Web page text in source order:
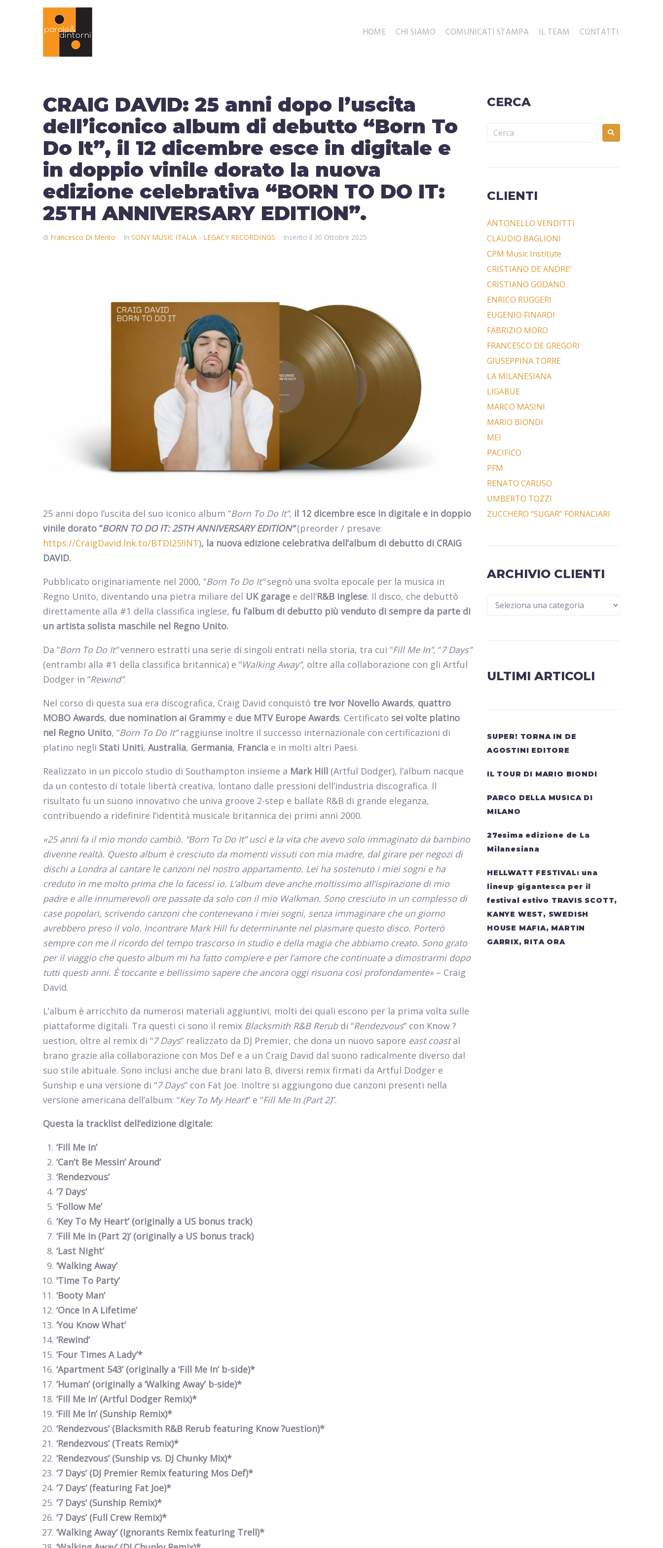
HOME CHI SIAMO COMUNICATI STAMPA IL TEAM CONTATTI
CRAIG DAVID: 25 anni dopo l’uscita
dell’iconico album di debutto “Born To
Do It”, il 12 dicembre esce in digitale e
in doppio vinile dorato la nuova
edizione celebrativa “BORN TO DO IT:
25TH ANNIVERSARY EDITION”.
di Francesco Di Mento In SONY MUSIC ITALIA - LEGACY RECORDINGS Inserito il 30 Ottobre 2025
25 anni dopo l’uscita del suo iconico album “Born To Do It”, il 12 dicembre esce in digitale e in doppio
vinile dorato “BORN TO DO IT: 25TH ANNIVERSARY EDITION”(preorder / presave:
https://CraigDavid.lnk.to/BTDI25!INT), la nuova edizione celebrativa dell’album di debutto di CRAIG
DAVID.
Pubblicato originariamente nel 2000, “Born To Do It”segnò una svolta epocale per la musica in
Regno Unito, diventando una pietra miliare del UK garage e dell’R&B inglese. Il disco, che debuttò
direttamente alla #1 della classifica inglese, fu l’album di debutto più venduto di sempre da parte di
un artista solista maschile nel Regno Unito.
Da “Born To Do It”vennero estratti una serie di singoli entrati nella storia, tra cui “Fill Me In”, “7 Days”
(entrambi alla #1 della classifica britannica) e “Walking Away”, oltre alla collaborazione con gli Artful
Dodger in “Rewind”.
Nel corso di questa sua era discografica, Craig David conquistò tre Ivor Novello Awards, quattro
MOBO Awards, due nomination ai Grammye due MTV Europe Awards. Certificato sei volte platino
nel Regno Unito, “Born To Do It”raggiunse inoltre il successo internazionale con certificazioni di
platino negli Stati Uniti, Australia, Germania, Francia e in molti altri Paesi.
Realizzato in un piccolo studio di Southampton insieme a Mark Hill (Artful Dodger), l’album nacque
da un contesto di totale libertà creativa, lontano dalle pressioni dell’industria discografica. Il
risultato fu un suono innovativo che univa groove 2-step e ballate R&B di grande eleganza,
contribuendo a ridefinire l’identità musicale britannica dei primi anni 2000.
«25 anni fa il mio mondo cambiò. “Born To Do It” uscì e la vita che avevo solo immaginato da bambino
divenne realtà. Questo album è cresciuto da momenti vissuti con mia madre, dal girare per negozi di
dischi a Londra al cantare le canzoni nel nostro appartamento. Lei ha sostenuto i miei sogni e ha
creduto in me molto prima che lo facessi io. L’album deve anche moltissimo all’ispirazione di mio
padre e alle innumerevoli ore passate da solo con il mio Walkman. Sono cresciuto in un complesso di
case popolari, scrivendo canzoni che contenevano i miei sogni, senza immaginare che un giorno
avrebbero preso il volo. Incontrare Mark Hill fu determinante nel plasmare questo disco. Porterò
sempre con me il ricordo del tempo trascorso in studio e della magia che abbiamo creato. Sono grato
per il viaggio che questo album mi ha fatto compiere e per l’amore che continuate a dimostrarmi dopo
tutti questi anni. È toccante e bellissimo sapere che ancora oggi risuona così profondamente»– Craig
David.
L’album è arricchito da numerosi materiali aggiuntivi, molti dei quali escono per la prima volta sulle
piattaforme digitali. Tra questi ci sono il remix Blacksmith R&B Rerubdi “Rendezvous” con Know ?
uestion, oltre al remix di “7 Days” realizzato da DJ Premier, che dona un nuovo sapore east coastal
brano grazie alla collaborazione con Mos Def e a un Craig David dal suono radicalmente diverso dal
suo stile abituale. Sono inclusi anche due brani lato B, diversi remix firmati da Artful Dodger e
Sunship e una versione di “7 Days” con Fat Joe. Inoltre si aggiungono due canzoni presenti nella
versione americana dell’album: “Key To My Heart” e “Fill Me In (Part 2)”.
Questa la tracklist dell’edizione digitale:
‘Fill Me In’
‘Can’t Be Messin’ Around’
‘Rendezvous’
‘7 Days’
‘Follow Me’
‘Key To My Heart’ (originally a US bonus track)
‘Fill Me In (Part 2)’ (originally a US bonus track)
‘Last Night’
‘Walking Away’
‘Time To Party’
‘Booty Man’
‘Once In A Lifetime’
‘You Know What’
‘Rewind’
‘Four Times A Lady’*
‘Apartment 543’ (originally a ‘Fill Me In’ b-side)*
‘Human’ (originally a ‘Walking Away’ b-side)*
‘Fill Me In’ (Artful Dodger Remix)*
‘Fill Me In’ (Sunship Remix)*
‘Rendezvous’ (Blacksmith R&B Rerub featuring Know ?uestion)*
‘Rendezvous’ (Treats Remix)*
‘Rendezvous’ (Sunship vs. DJ Chunky Mix)*
‘7 Days’ (DJ Premier Remix featuring Mos Def)*
‘7 Days’ (featuring Fat Joe)*
‘7 Days’ (Sunship Remix)*
‘7 Days’ (Full Crew Remix)*
‘Walking Away’ (Ignorants Remix featuring Trell)*
CERCA
CLIENTI
ANTONELLO VENDITTI
CLAUDIO BAGLIONI
CPM Music Institute
CRISTIANO DE ANDRE’
CRISTIANO GODANO
ENRICO RUGGERI
EUGENIO FINARDI
FABRIZIO MORO
FRANCESCO DE GREGORI
GIUSEPPINA TORRE
LA MILANESIANA
LIGABUE
MARCO MASINI
MARIO BIONDI
MEI
PACIFICO
PFM
RENATO CARUSO
UMBERTO TOZZI
ZUCCHERO “SUGAR” FORNACIARI
ARCHIVIO CLIENTI
ULTIMI ARTICOLI
SUPER! TORNA IN DE
AGOSTINI EDITORE
IL TOUR DI MARIO BIONDI
PARCO DELLA MUSICA DI
MILANO
27esima edizione de La
Milanesiana
HELLWATT FESTIVAL: una
lineup gigantesca per il
festival estivo TRAVIS SCOTT,
KANYE WEST, SWEDISH
HOUSE MAFIA, MARTIN
GARRIX, RITA ORA